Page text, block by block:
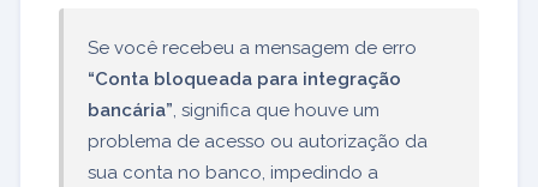
Se você recebeu a mensagem de erro
“Conta bloqueada para integração
bancária”, significa que houve um
problema de acesso ou autorização da
sua conta no banco, impedindo a